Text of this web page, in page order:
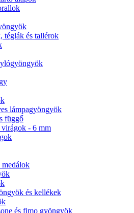
téglák és tallérok
lámpagyöngyök
függő
- 6 mm
medálok
és kellékek
és fimo gyöngyök